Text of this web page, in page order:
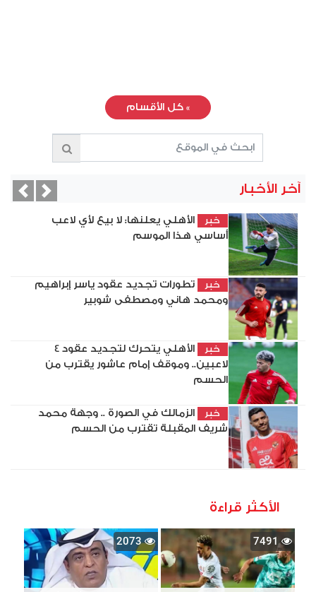
» كل الأقسام
آخر الأخبار
خبر
الأهلي يعلنها: لا بيع لأي لاعب
أساسي هذا الموسم
خبر
تطورات تجديد عقود ياسر إبراهيم
ومحمد هاني ومصطفى شوبير
خبر
الأهلي يتحرك لتجديد عقود 4
لاعبين.. وموقف إمام عاشور يقترب من
الحسم
خبر
الزمالك في الصورة .. وجهة محمد
شريف المقبلة تقترب من الحسم
Next
الأكثر قراءة
7491
2073